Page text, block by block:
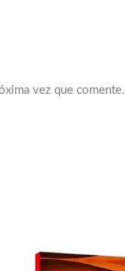
vez que comente.